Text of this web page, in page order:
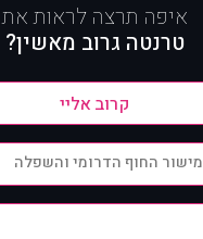
איפה תרצה לראות את
טרנטה גרוב מאשין?
מישור החוף הדרומי והשפלה